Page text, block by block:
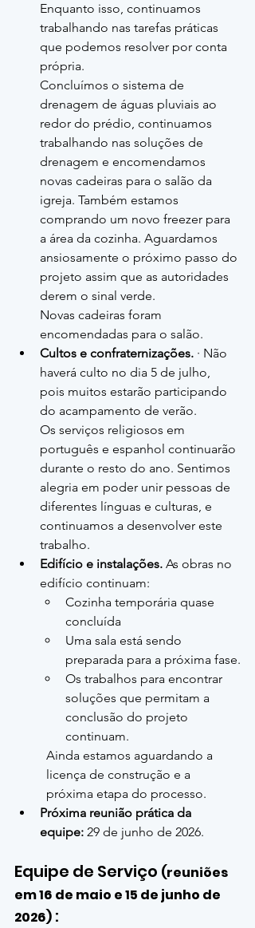
Enquanto isso, continuamos
trabalhando nas tarefas práticas
que podemos resolver por conta
própria.
Concluímos o sistema de
drenagem de águas pluviais ao
redor do prédio, continuamos
trabalhando nas soluções de
drenagem e encomendamos
novas cadeiras para o salão da
igreja. Também estamos
comprando um novo freezer para
a área da cozinha. Aguardamos
ansiosamente o próximo passo do
projeto assim que as autoridades
derem o sinal verde.
Novas cadeiras foram
encomendadas para o salão.
Cultos e confraternizações. · Não
haverá culto no dia 5 de julho,
pois muitos estarão participando
do acampamento de verão.
Os serviços religiosos em
português e espanhol continuarão
durante o resto do ano. Sentimos
alegria em poder unir pessoas de
diferentes línguas e culturas, e
continuamos a desenvolver este
trabalho.
Edifício e instalações. As obras no
edifício continuam:
Cozinha temporária quase
concluída
Uma sala está sendo
preparada para a próxima fase.
Os trabalhos para encontrar
soluções que permitam a
conclusão do projeto
continuam.
Ainda estamos aguardando a
licença de construção e a
próxima etapa do processo.
Próxima reunião prática da
equipe: 29 de junho de 2026.
Equipe de Serviço (reuniões
em 16 de maio e 15 de junho de
2026) :